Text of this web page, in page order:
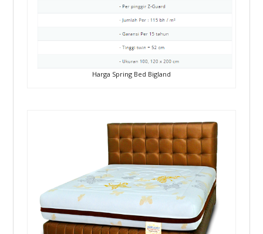
Harga Spring Bed Bigland